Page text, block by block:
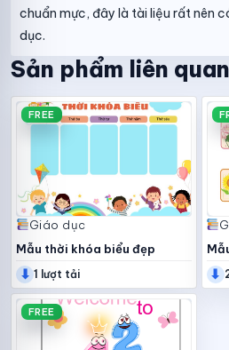
chuẩn mực, đây là tài liệu rất nên
dục.
Sản phẩm liên quan
FREE
Giáo dục
Mẫu thời khóa biểu đẹp
⬇ 1 lượt tải ⬇
FREE